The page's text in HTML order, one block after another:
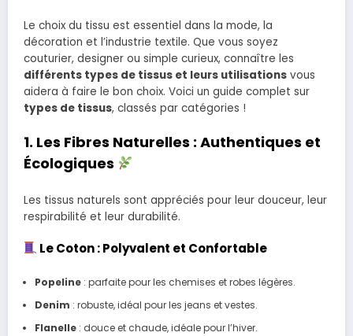
Le choix du tissu est essentiel dans la mode, la
décoration et l’industrie textile. Que vous soyez
couturier, designer ou simple curieux, connaître les
différents types de tissus et leurs utilisations vous
aidera à faire le bon choix. Voici un guide complet sur
types de tissus, classés par catégories !
1. Les Fibres Naturelles : Authentiques et
Écologiques
Les tissus naturels sont appréciés pour leur douceur, leur
respirabilité et leur durabilité.
Le Coton : Polyvalent et Confortable
Popeline: parfaite pour les chemises et robes légères.
Denim : robuste, idéal pour les jeans et vestes.
Flanelle: douce et chaude, idéale pour l’hiver.